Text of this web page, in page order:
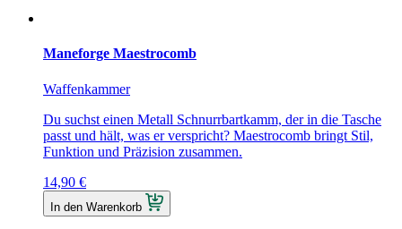
Maneforge Maestrocomb
Waffenkammer
Du suchst einen Metall Schnurrbartkamm, der in die Tasche
passt und hält, was er verspricht? Maestrocomb bringt Stil,
Funktion und Präzision zusammen.
14,90 €
In den Warenkorb